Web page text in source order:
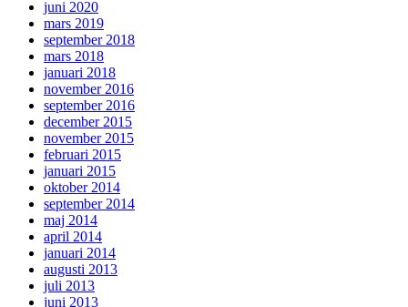
juni 2020
mars 2019
september 2018
mars 2018
januari 2018
november 2016
september 2016
december 2015
november 2015
februari 2015
januari 2015
oktober 2014
september 2014
maj 2014
april 2014
januari 2014
augusti 2013
juli 2013
juni 2013